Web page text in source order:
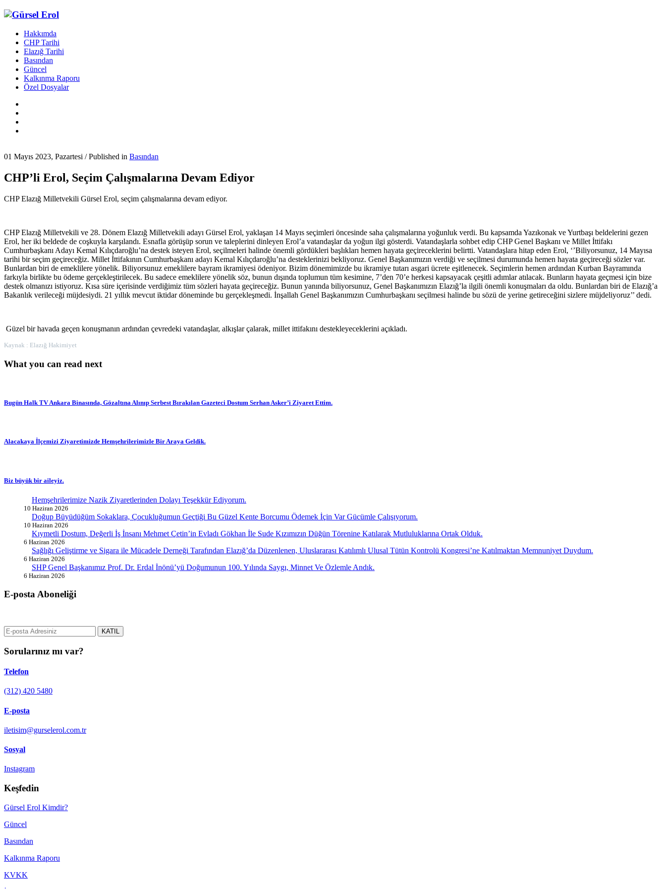
Hakkımda
CHP Tarihi
Elazığ Tarihi
Basından
Güncel
Kalkınma Raporu
Özel Dosyalar
01 Mayıs 2023, Pazartesi /Published in Basından
CHP’li Erol, Seçim Çalışmalarına Devam Ediyor
CHP Elazığ Milletvekili Gürsel Erol, seçim çalışmalarına devam ediyor.
CHP Elazığ Milletvekili ve 28. Dönem Elazığ Milletvekili adayı Gürsel Erol, yaklaşan 14 Mayıs seçimleri öncesinde saha çalışmalarına yoğunluk verdi. Bu kapsamda Yazıkonak ve Yurtbaşı beldelerini gezen
Erol, her iki beldede de coşkuyla karşılandı. Esnafla görüşüp sorun ve taleplerini dinleyen Erol’a vatandaşlar da yoğun ilgi gösterdi. Vatandaşlarla sohbet edip CHP Genel Başkanı ve Millet İttifakı
Cumhurbaşkanı Adayı Kemal Kılıçdaroğlu’na destek isteyen Erol, seçilmeleri halinde önemli gördükleri başlıkları hemen hayata geçireceklerini belirtti. Vatandaşlara hitap eden Erol, ‘’Biliyorsunuz, 14 Mayısa
tarihi bir seçim geçireceğiz. Millet İttifakının Cumhurbaşkanı adayı Kemal Kılıçdaroğlu’na desteklerinizi bekliyoruz. Genel Başkanımızın verdiği ve seçilmesi durumunda hemen hayata geçireceği sözler var.
Bunlardan biri de emeklilere yönelik. Biliyorsunuz emeklilere bayram ikramiyesi ödeniyor. Bizim dönemimizde bu ikramiye tutarı asgari ücrete eşitlenecek. Seçimlerin hemen ardından Kurban Bayramında
farkıyla birlikte bu ödeme gerçekleştirilecek. Bu sadece emeklilere yönelik söz, bunun dışında toplumun tüm kesimine, 7’den 70’e herkesi kapsayacak çeşitli adımlar atılacak. Bunların hayata geçmesi için bize
destek olmanızı istiyoruz. Kısa süre içerisinde verdiğimiz tüm sözleri hayata geçireceğiz. Bunun yanında biliyorsunuz, Genel Başkanımızın Elazığ’la ilgili önemli konuşmaları da oldu. Bunlardan biri de Elazığ’a
Bakanlık verileceği müjdesiydi. 21 yıllık mevcut iktidar döneminde bu gerçekleşmedi. İnşallah Genel Başkanımızın Cumhurbaşkanı seçilmesi halinde bu sözü de yerine getireceğini sizlere müjdeliyoruz’’ dedi.
Güzel bir havada geçen konuşmanın ardından çevredeki vatandaşlar, alkışlar çalarak, millet ittifakını destekleyeceklerini açıkladı.
Kaynak : Elazığ Hakimiyet
What you can read next
Bugün Halk TV Ankara Binasında, Gözaltına Alınıp Serbest Bırakılan Gazeteci Dostum Serhan Asker’i Ziyaret Ettim.
Alacakaya İlçemizi Ziyaretimizde Hemşehrilerimizle Bir Araya Geldik.
Biz büyük bir aileyiz.
Hemşehrilerimize Nazik Ziyaretlerinden Dolayı Teşekkür Ediyorum.
10 Haziran 2026
Doğup Büyüdüğüm Sokaklara, Çocukluğumun Geçtiği Bu Güzel Kente Borcumu Ödemek İçin Var Gücümle Çalışıyorum.
10 Haziran 2026
Kıymetli Dostum, Değerli İş İnsanı Mehmet Çetin’in Evladı Gökhan İle Sude Kızımızın Düğün Törenine Katılarak Mutluluklarına Ortak Olduk.
6 Haziran 2026
Sağlığı Geliştirme ve Sigara ile Mücadele Derneği Tarafından Elazığ’da Düzenlenen, Uluslararası Katılımlı Ulusal Tütün Kontrolü Kongresi’ne Katılmaktan Memnuniyet Duydum.
6 Haziran 2026
SHP Genel Başkanımız Prof. Dr. Erdal İnönü’yü Doğumunun 100. Yılında Saygı, Minnet Ve Özlemle Andık.
6 Haziran 2026
E-posta Aboneliği
KATIL
Sorularınız mı var?
Telefon
(312) 420 5480
E-posta
iletisim@gurselerol.com.tr
Sosyal
Instagram
Keşfedin
Gürsel Erol Kimdir?
Güncel
Basından
Kalkınma Raporu
KVKK